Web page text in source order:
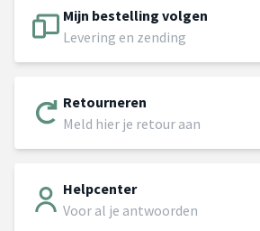
Mijn bestelling volgen
Levering en zending
Retourneren
Meld hier je retour aan
Helpcenter
Voor al je antwoorden